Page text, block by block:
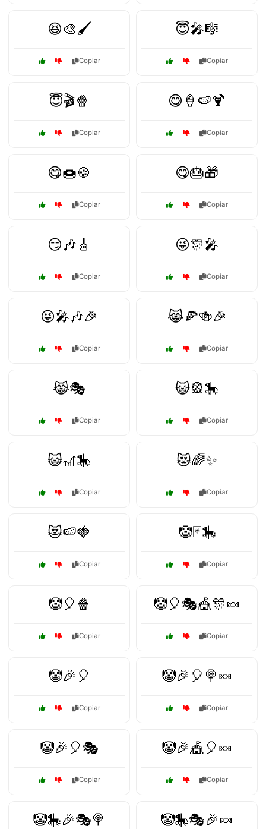
😆🎨🖌️
Copiar
😇🎤🎼
Copiar
😇🎬🍿
Copiar
😋🍦🍉🍹
Copiar
😋🍩🍪
Copiar
😋🎂🎁
Copiar
😏🎶🎸
Copiar
😜🎊🎤
Copiar
😜🎤🎶🎉
Copiar
😹🍕🍻🎉
Copiar
😹🎭
Copiar
😺🎡🎠
Copiar
😺🎢🎠
Copiar
😻🌈✨
Copiar
😻🍉🍓
Copiar
🤡🃏🎠
Copiar
🤡🎈🍿
Copiar
🤡🎈🎭🎪🎊🍬
Copiar
🤡🎉🎈
Copiar
🤡🎉🎈🍭🍬
Copiar
🤡🎉🎈🎭
Copiar
🤡🎉🎪🎈🍬
Copiar
🤡🎠🎉🎭🍭 🤡🎠🎭🎉🍬